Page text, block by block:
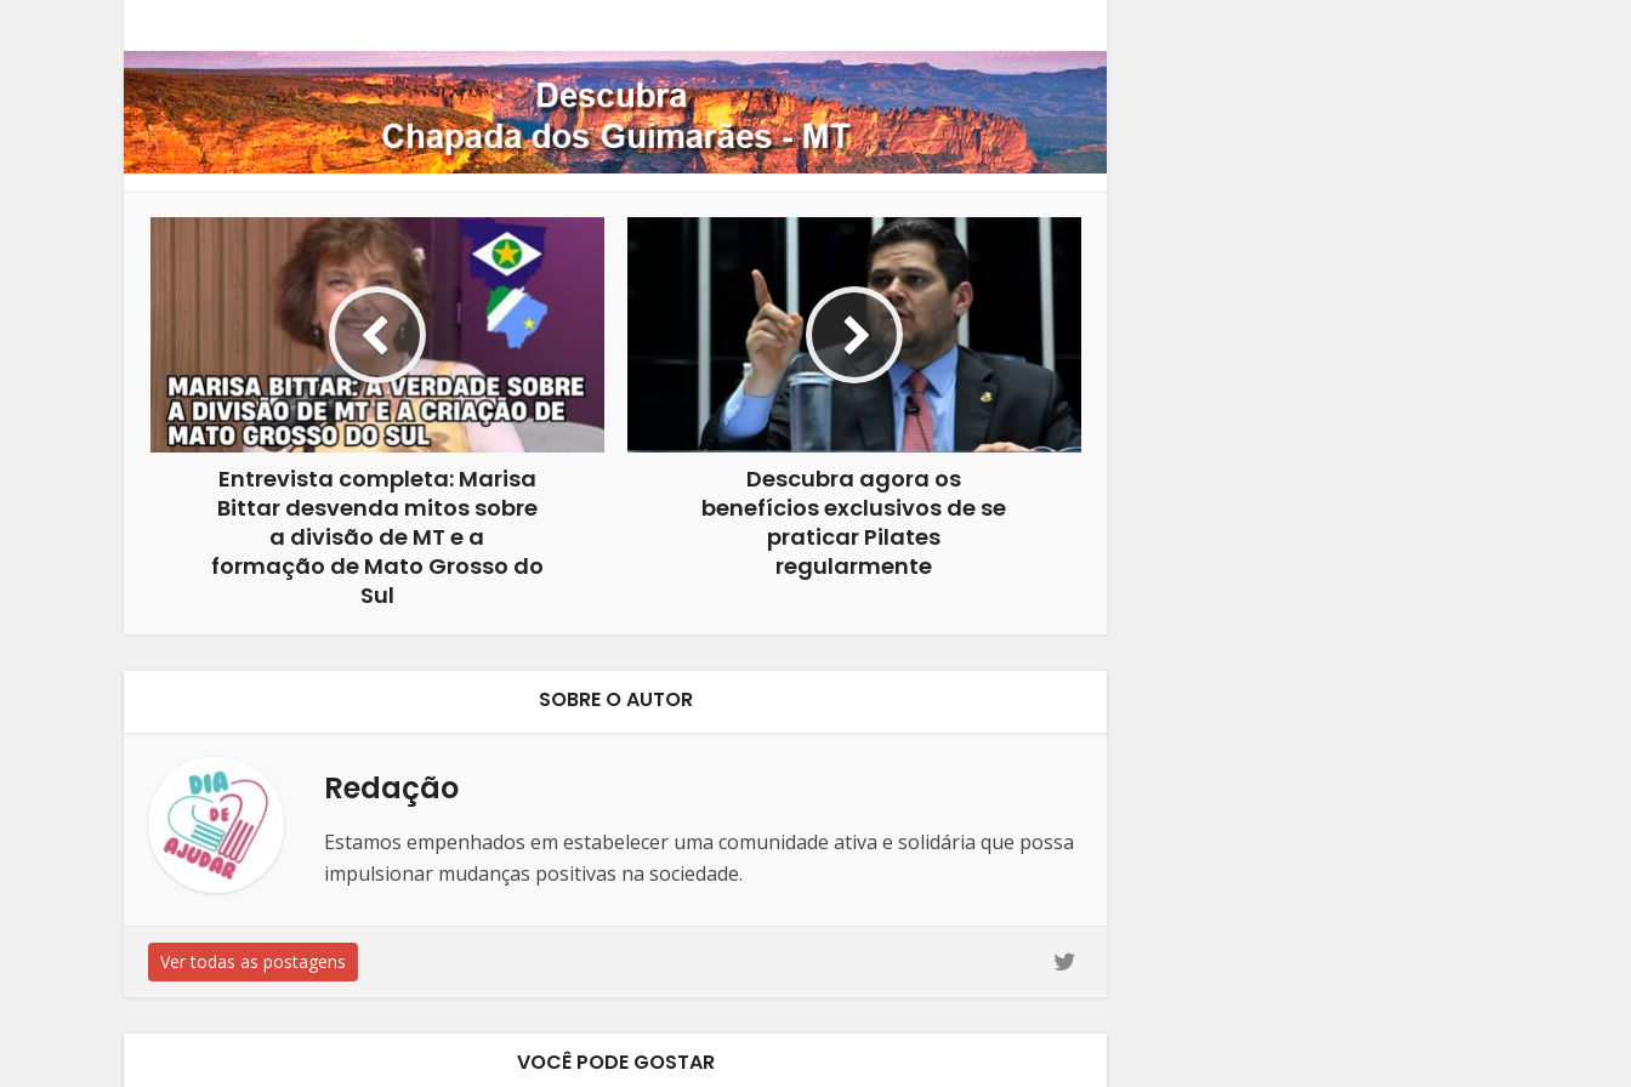
diminuir
o
volume.
Entrevista completa: Marisa
Bittar desvenda mitos sobre
a divisão de MT e a
formação de Mato Grosso do
Sul
Descubra agora os
benefícios exclusivos de se
praticar Pilates
regularmente
SOBRE O AUTOR
Redação
Estamos empenhados em estabelecer uma comunidade ativa e solidária que possa
impulsionar mudanças positivas na sociedade.
Ver todas as postagens
VOCÊ PODE GOSTAR